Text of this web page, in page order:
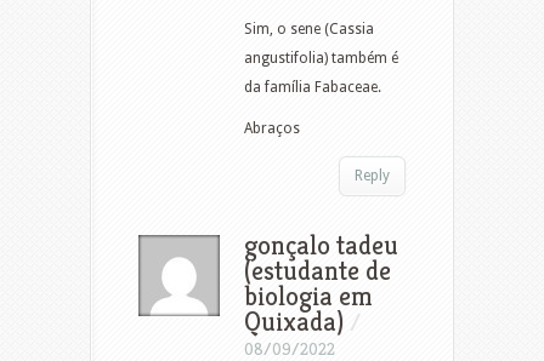
Sim, o sene (Cassia
angustifolia) também é
da família Fabaceae.
Abraços
Reply
gonçalo tadeu
(estudante de
biologia em
Quixada) /
08/09/2022